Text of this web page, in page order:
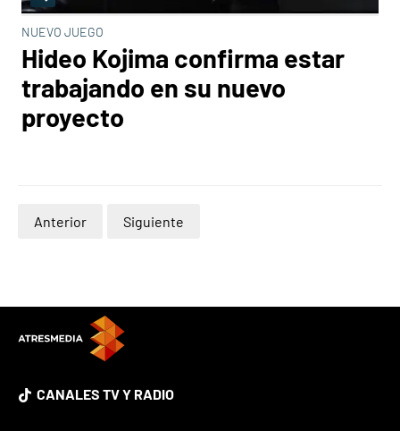
NUEVO JUEGO
Hideo Kojima confirma estar
trabajando en su nuevo
proyecto
Anterior Siguiente
CANALES TV Y RADIO